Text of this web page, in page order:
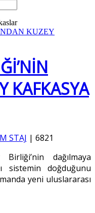
KAFKASYA
STAJ | 6821
dağılmaya
sistemin doğduğunu
yeni uluslararası